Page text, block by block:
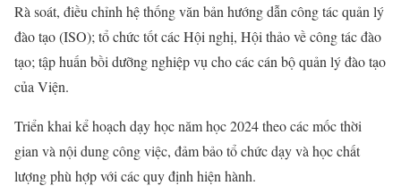
Rà soát, điều chỉnh hệ thống văn bản hướng dẫn công tác quản lý
đào tạo (ISO); tổ chức tốt các Hội nghị, Hội thảo về công tác đào
tạo; tập huấn bồi dưỡng nghiệp vụ cho các cán bộ quản lý đào tạo
của Viện.
Triển khai kể hoạch dạy học năm học 2024 theo các mốc thời
gian và nội dung công việc, đảm bảo tổ chức dạy và học chất
lượng phù hợp với các quy định hiện hành.